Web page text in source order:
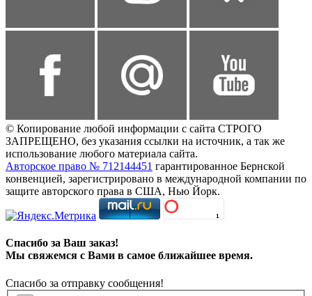
© Копирование любой информации с сайта СТРОГО
ЗАПРЕЩЕНО, без указания ссылки на источник, а так же
использование любого материала сайта.
Авторское право № 712144451 гарантированное Бернской
конвенцией, зарегистрировано в международной компании по
защите авторского права в США, Нью Йорк.
Спасибо за Ваш заказ!
Мы свяжемся с Вами в самое ближайшее время.
Спасибо за отправку сообщения!